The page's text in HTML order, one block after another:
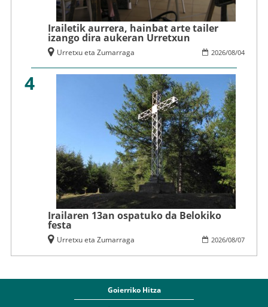
Irailetik aurrera, hainbat arte tailer
izango dira aukeran Urretxun
2026/08/04
Urretxu eta Zumarraga
4
Irailaren 13an ospatuko da Belokiko
festa
2026/08/07
Urretxu eta Zumarraga
Goierriko Hitza